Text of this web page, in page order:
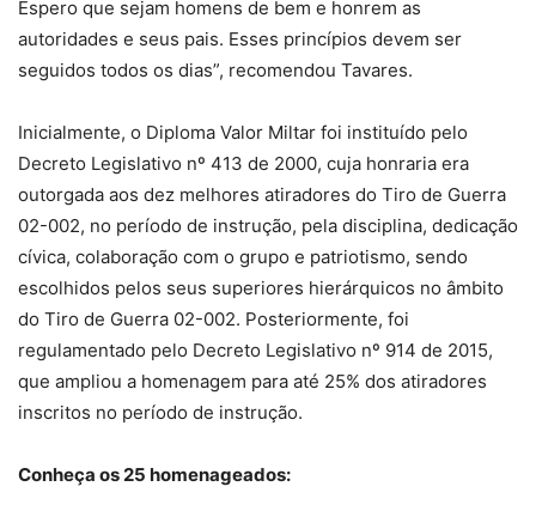
Espero que sejam homens de bem e honrem as
autoridades e seus pais. Esses princípios devem ser
seguidos todos os dias”, recomendou Tavares.
Inicialmente, o Diploma Valor Miltar foi instituído pelo
Decreto Legislativo nº 413 de 2000, cuja honraria era
outorgada aos dez melhores atiradores do Tiro de Guerra
02-002, no período de instrução, pela disciplina, dedicação
cívica, colaboração com o grupo e patriotismo, sendo
escolhidos pelos seus superiores hierárquicos no âmbito
do Tiro de Guerra 02-002. Posteriormente, foi
regulamentado pelo Decreto Legislativo nº 914 de 2015,
que ampliou a homenagem para até 25% dos atiradores
inscritos no período de instrução.
Conheça os 25 homenageados: